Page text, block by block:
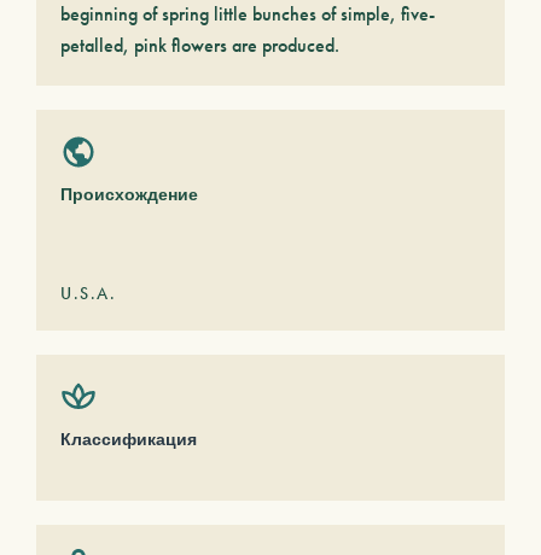
beginning of spring little bunches of simple, five-
petalled, pink flowers are produced.
Происхождение
U.S.A.
Классификация